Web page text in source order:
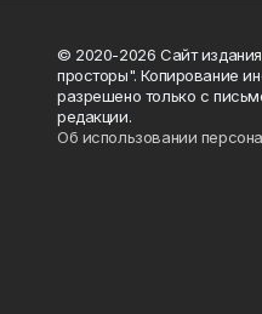
© 2020-2026 Сайт
просторы". Копирование
разрешено только с
редакции.
Об использовании